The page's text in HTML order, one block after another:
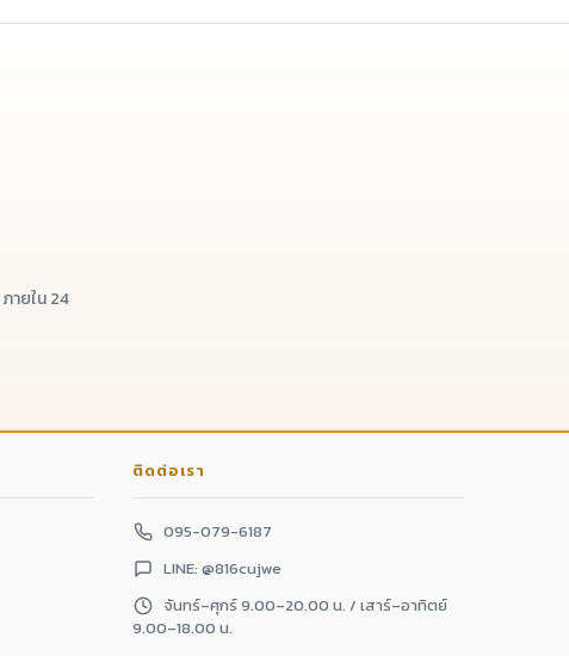
ภายใน 24
ติดต่อเรา
095-079-6187
LINE: @816cujwe
จันทร์–ศุกร์ 9.00–20.00 น. / เสาร์–อาทิตย์
9.00–18.00 น.